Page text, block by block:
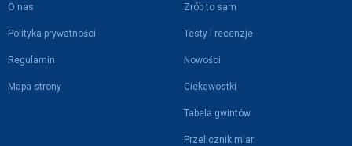
O nas
Polityka prywatności
Regulamin
Mapa strony
Zrób to sam
Testy i recenzje
Nowości
Ciekawostki
Tabela gwintów
Przelicznik miar